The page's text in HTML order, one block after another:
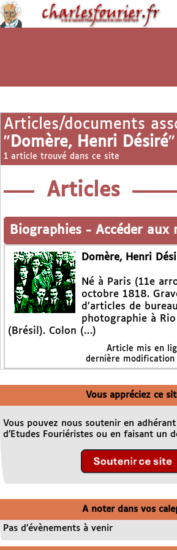
Articles/documents
" Domère, Henri Désiré"
1 article trouvé dans ce site
Articles
Biographies - Accéder aux
Domère, Henri
Né à Paris (11e
octobre 1818.
d’articles de
photographie à
(Brésil). Colon (…)
Article mis en
dernière modification
Vous appréciez ce
Vous pouvez nous soutenir en adhérant
d’Etudes Fouriéristes ou en faisant un
A noter dans vos
Pas d’évènements à venir